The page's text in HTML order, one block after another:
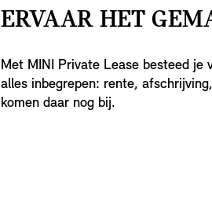
ERVAAR HET
Met MINI Private Lease besteed je
alles inbegrepen: rente,
komen daar nog bij.